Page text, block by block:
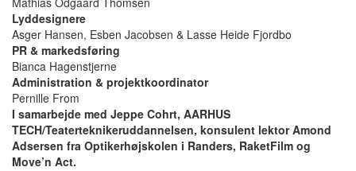
Lyddesignere
Asger Hansen, Esben Jacobsen & Lasse Heide Fjordbo
PR & markedsføring
Bianca Hagenstjerne
Administration & projektkoordinator
Pernille From
I samarbejde med Jeppe Cohrt, AARHUS
TECH/Teaterteknikeruddannelsen, konsulent lektor Amond
Adsersen fra Optikerhøjskolen i Randers, RaketFilm og
Move’n Act.